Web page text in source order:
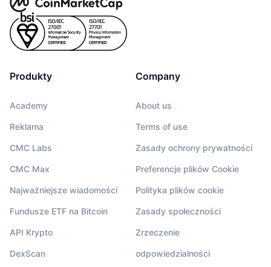
Produkty
Academy
Reklama
CMC Labs
CMC Max
Najważniejsze wiadomości
Fundusze ETF na Bitcoin
API Krypto
DexScan
Company
About us
Terms of use
Zasady ochrony prywatności
Preferencje plików Cookie
Polityka plików cookie
Zasady społeczności
Zrzeczenie
odpowiedzialności